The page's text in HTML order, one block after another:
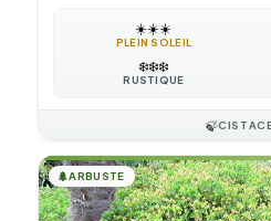
☀️☀️☀️
PLEIN SOLEIL
❄️❄️❄️
RUSTIQUE
🍃
🌲ARBUSTE